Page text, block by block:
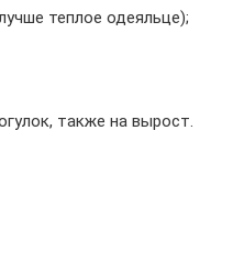
теплое одеяльце);
также на вырост.